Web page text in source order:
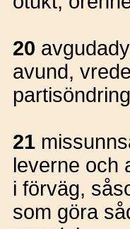
20
avund,
21
leverne och
i förväg,
som göra